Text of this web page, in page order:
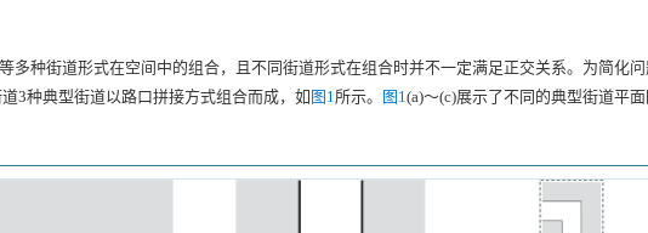
多种街道形式在空间中的组合，且不同街道形式在组合时并不一定满足正交关系。为简化
3种典型街道以路口拼接方式组合而成，如 图1所示。 图1(a)～(c)展示了不同的典型街道平